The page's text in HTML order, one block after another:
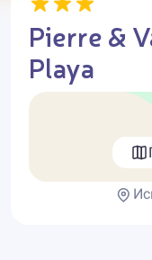
Pierre &
Playa